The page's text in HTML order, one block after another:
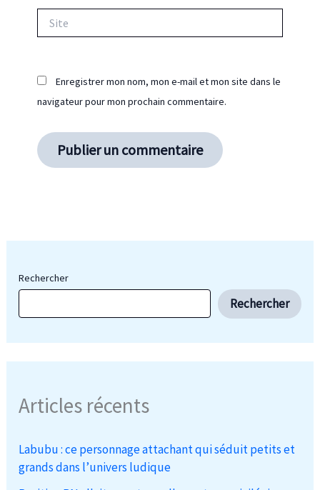
Enregistrer mon nom, mon e-mail et mon site dans le
navigateur pour mon prochain commentaire.
Rechercher
Rechercher
Articles récents
Labubu : ce personnage attachant qui séduit petits et
grands dans l’univers ludique